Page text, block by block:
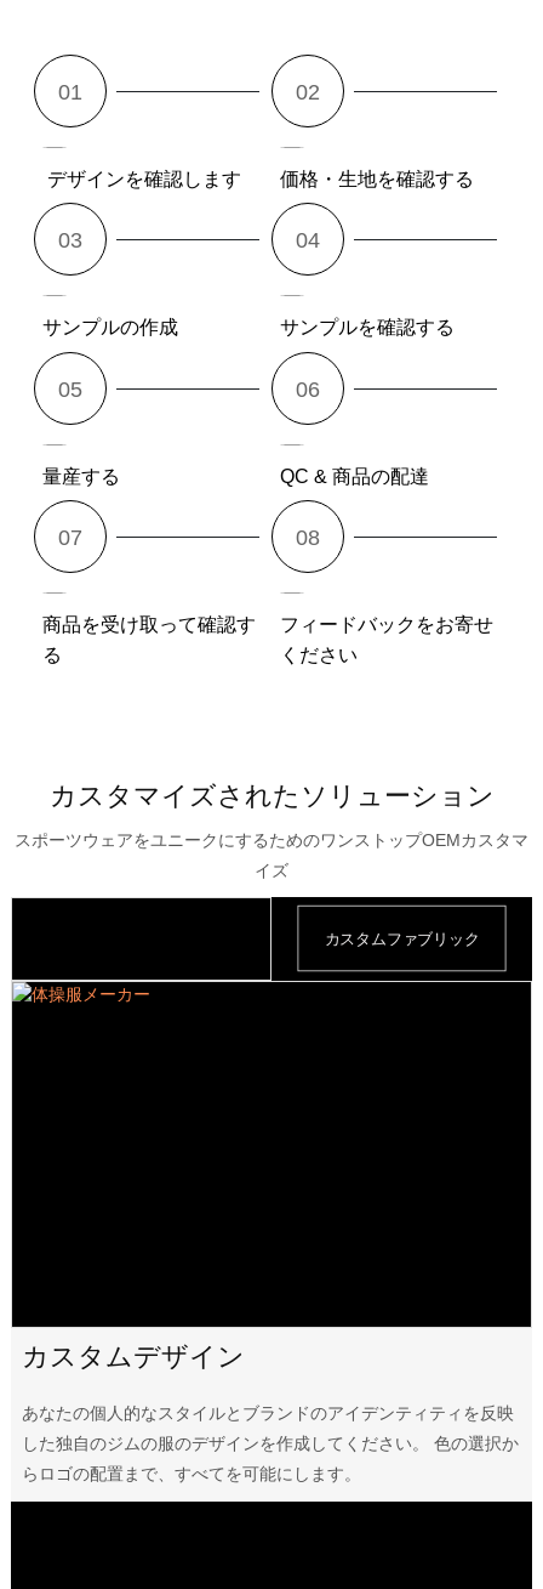
デザインを確認します 価格・生地を確認する
サンプルの作成 サンプルを確認する
量産する QC & 商品の配達
商品を受け取って確認す
る
フィードバックをお寄せ
ください
カスタマイズされたソリューション
スポーツウェアをユニークにするためのワンストップOEMカスタマ
イズ
カスタムファブリック
カスタムデザイン
あなたの個人的なスタイルとブランドのアイデンティティを反映
した独自のジムの服のデザインを作成してください。 色の選択か
らロゴの配置まで、すべてを可能にします。